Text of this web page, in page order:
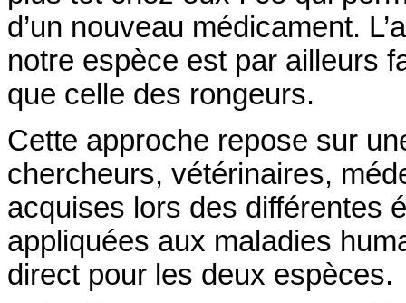
d’un nouveau médicament.
notre espèce est par ailleurs
que celle des rongeurs.
Cette approche repose sur
chercheurs, vétérinaires,
acquises lors des différentes
appliquées aux maladies
direct pour les deux espèces.